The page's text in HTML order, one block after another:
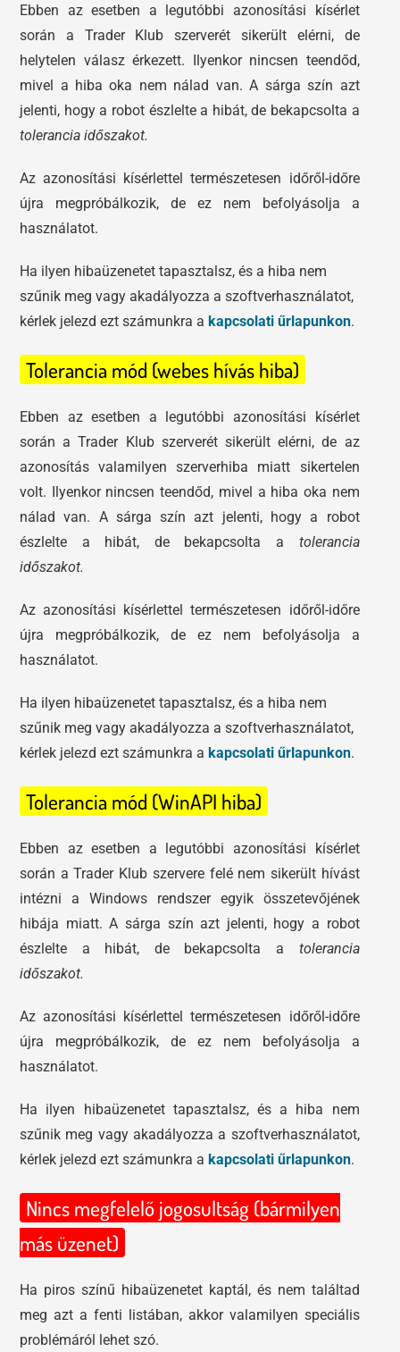
Ebben az esetben a legutóbbi azonosítási kísérlet
során a Trader Klub szerverét sikerült elérni, de
helytelen válasz érkezett. Ilyenkor nincsen teendőd,
mivel a hiba oka nem nálad van. A sárga szín azt
jelenti, hogy a robot észlelte a hibát, de bekapcsolta a
tolerancia időszakot.
Az azonosítási kísérlettel természetesen időről-időre
újra megpróbálkozik, de ez nem befolyásolja a
használatot.
Ha ilyen hibaüzenetet tapasztalsz, és a hiba nem
szűnik meg vagy akadályozza a szoftverhasználatot,
kérlek jelezd ezt számunkra akapcsolati űrlapunkon.
Tolerancia mód (webes hívás hiba)
Ebben az esetben a legutóbbi azonosítási kísérlet
során a Trader Klub szerverét sikerült elérni, de az
azonosítás valamilyen szerverhiba miatt sikertelen
volt. Ilyenkor nincsen teendőd, mivel a hiba oka nem
nálad van. A sárga szín azt jelenti, hogy a robot
észlelte a hibát, de bekapcsolta a tolerancia
időszakot.
Az azonosítási kísérlettel természetesen időről-időre
újra megpróbálkozik, de ez nem befolyásolja a
használatot.
Ha ilyen hibaüzenetet tapasztalsz, és a hiba nem
szűnik meg vagy akadályozza a szoftverhasználatot,
kérlek jelezd ezt számunkra akapcsolati űrlapunkon.
Tolerancia mód (WinAPI hiba)
Ebben az esetben a legutóbbi azonosítási kísérlet
során a Trader Klub szervere felé nem sikerült hívást
intézni a Windows rendszer egyik összetevőjének
hibája miatt. A sárga szín azt jelenti, hogy a robot
észlelte a hibát, de bekapcsolta a tolerancia
időszakot.
Az azonosítási kísérlettel természetesen időről-időre
újra megpróbálkozik, de ez nem befolyásolja a
használatot.
Ha ilyen hibaüzenetet tapasztalsz, és a hiba nem
szűnik meg vagy akadályozza a szoftverhasználatot,
kérlek jelezd ezt számunkra akapcsolati űrlapunkon.
Nincs megfelelő jogosultság (bármilyen
más üzenet)
Ha piros színű hibaüzenetet kaptál, és nem találtad
meg azt a fenti listában, akkor valamilyen speciális
problémáról lehet szó.